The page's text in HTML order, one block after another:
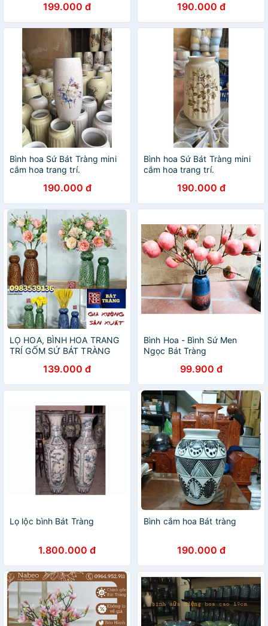
199.000 đ 190.000 đ
Bình hoa Sứ Bát Tràng mini
cắm hoa trang trí.
190.000 đ
Bình hoa Sứ Bát Tràng mini
cắm hoa trang trí.
190.000 đ
LỌ HOA, BÌNH HOA TRANG
TRÍ GỐM SỨ BÁT TRÀNG
139.000 đ
Bình Hoa - Bình Sứ Men
Ngọc Bát Tràng
99.900 đ
Lọ lộc bình Bát Tràng
1.800.000 đ
Bình cắm hoa Bát tràng
190.000 đ